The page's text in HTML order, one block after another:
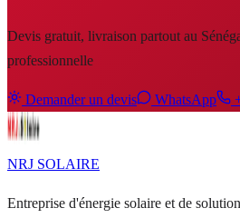
Devis gratuit, livraison partout au
professionnelle
Demander un devis WhatsApp
NRJ SOLAIRE
Entreprise d'énergie solaire et de